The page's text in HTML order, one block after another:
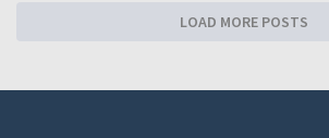
LOAD MORE POSTS